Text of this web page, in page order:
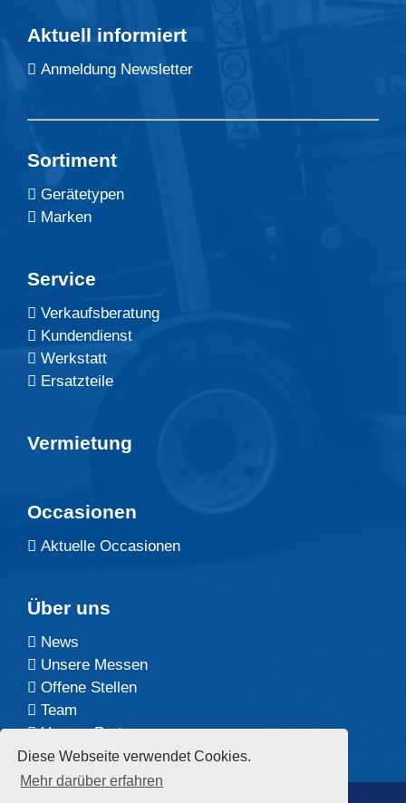
Diese Webseite verwendet Cookies.
Mehr darüber erfahren
Aktuell informiert
Anmeldung Newsletter
Sortiment
Gerätetypen
Marken
Service
Verkaufsberatung
Kundendienst
Werkstatt
Ersatzteile
Vermietung
Occasionen
Aktuelle Occasionen
Über uns
News
Unsere Messen
Offene Stellen
Team
Unsere Partner